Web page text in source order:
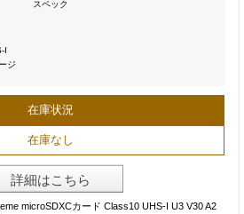
スペック
I
ジ
在庫状況
在庫なし
詳細はこちら
microSDXCカード Class10 UHS-I U3 V30 A2